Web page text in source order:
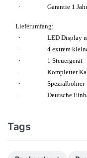
·
Garantie 1 Jahr
Lieferumfang:
·
LED Display
·
4 extrem
·
1 Steuergerät
·
Kompletter
·
Spezialbohrer
·
Deutsche
Tags